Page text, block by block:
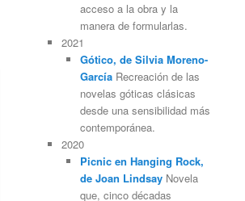
acceso a la obra y la
manera de formularlas.
2021
Gótico, de Silvia Moreno-
GarcíaRecreación de las
novelas góticas clásicas
desde una sensibilidad más
contemporánea.
2020
Picnic en Hanging Rock,
de Joan LindsayNovela
que, cinco décadas